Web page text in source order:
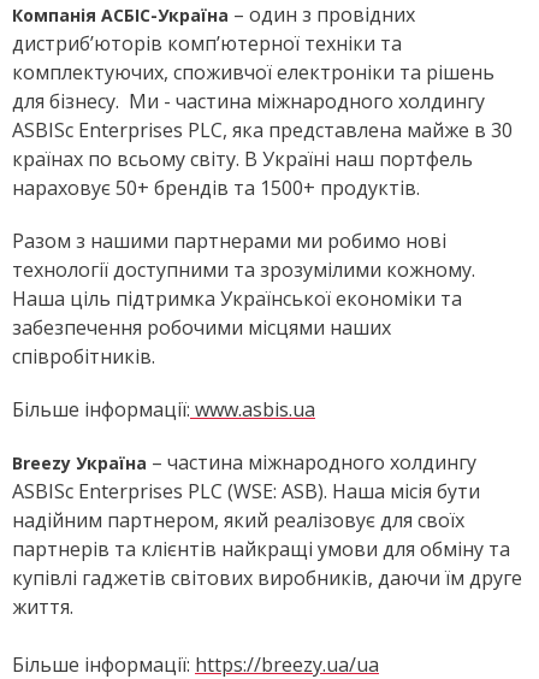
Компанія АСБІС-Україна – один з провідних
дистриб’юторів комп’ютерної техніки та
комплектуючих, споживчої електроніки та рішень
для бізнесу. Ми - частина міжнародного холдингу
ASBISc Enterprises PLC, яка представлена майже в 30
країнах по всьому світу. В Україні наш портфель
нараховує 50+ брендів та 1500+ продуктів.
Разом з нашими партнерами ми робимо нові
технології доступними та зрозумілими кожному.
Наша ціль підтримка Української економіки та
забезпечення робочими місцями наших
співробітників.
Більше інформації: www.asbis.ua
Breezy Україна – частина міжнародного холдингу
ASBISc Enterprises PLC (WSE: ASB). Наша місія бути
надійним партнером, який реалізовує для своїх
партнерів та клієнтів найкращі умови для обміну та
купівлі гаджетів світових виробників, даючи їм друге
життя.
Більше інформації: https://breezy.ua/ua